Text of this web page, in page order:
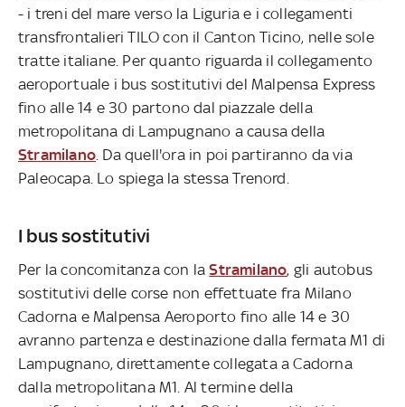
- i treni del mare verso la Liguria e i collegamenti
transfrontalieri TILO con il Canton Ticino, nelle sole
tratte italiane. Per quanto riguarda il collegamento
aeroportuale i bus sostitutivi del Malpensa Express
fino alle 14 e 30 partono dal piazzale della
metropolitana di Lampugnano a causa della
Stramilano . Da quell'ora in poi partiranno da via
Paleocapa. Lo spiega la stessa Trenord.
I bus sostitutivi
Per la concomitanza con laStramilano, gli autobus
sostitutivi delle corse non effettuate fra Milano
Cadorna e Malpensa Aeroporto fino alle 14 e 30
avranno partenza e destinazione dalla fermata M1 di
Lampugnano, direttamente collegata a Cadorna
dalla metropolitana M1. Al termine della